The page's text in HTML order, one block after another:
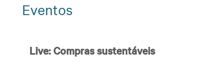
Eventos
Live: Compras sustentáveis